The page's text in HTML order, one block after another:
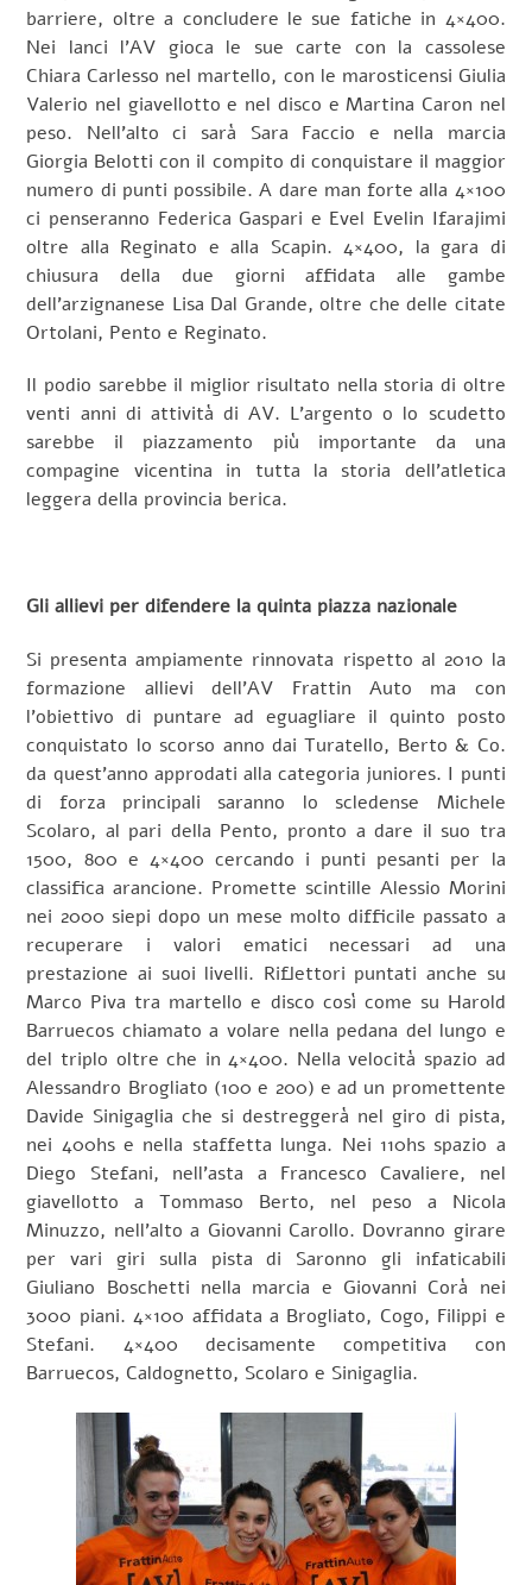
barriere, oltre a concludere le sue fatiche in 4×400.
Nei lanci l’AV gioca le sue carte con la cassolese
Chiara Carlesso nel martello, con le marosticensi Giulia
Valerio nel giavellotto e nel disco e Martina Caron nel
peso. Nell’alto ci sarà Sara Faccio e nella marcia
Giorgia Belotti con il compito di conquistare il maggior
numero di punti possibile. A dare man forte alla 4×100
ci penseranno Federica Gaspari e Evel Evelin Ifarajimi
oltre alla Reginato e alla Scapin. 4×400, la gara di
chiusura della due giorni affidata alle gambe
dell’arzignanese Lisa Dal Grande, oltre che delle citate
Ortolani, Pento e Reginato.
Il podio sarebbe il miglior risultato nella storia di oltre
venti anni di attività di AV. L’argento o lo scudetto
sarebbe il piazzamento più importante da una
compagine vicentina in tutta la storia dell’atletica
leggera della provincia berica.
Gli allievi per difendere la quinta piazza nazionale
Si presenta ampiamente rinnovata rispetto al 2010 la
formazione allievi dell’AV Frattin Auto ma con
l’obiettivo di puntare ad eguagliare il quinto posto
conquistato lo scorso anno dai Turatello, Berto & Co.
da quest’anno approdati alla categoria juniores. I punti
di forza principali saranno lo scledense Michele
Scolaro, al pari della Pento, pronto a dare il suo tra
1500, 800 e 4×400 cercando i punti pesanti per la
classifica arancione. Promette scintille Alessio Morini
nei 2000 siepi dopo un mese molto difficile passato a
recuperare i valori ematici necessari ad una
prestazione ai suoi livelli. Riflettori puntati anche su
Marco Piva tra martello e disco così come su Harold
Barruecos chiamato a volare nella pedana del lungo e
del triplo oltre che in 4×400. Nella velocità spazio ad
Alessandro Brogliato (100 e 200) e ad un promettente
Davide Sinigaglia che si destreggerà nel giro di pista,
nei 400hs e nella staffetta lunga. Nei 110hs spazio a
Diego Stefani, nell’asta a Francesco Cavaliere, nel
giavellotto a Tommaso Berto, nel peso a Nicola
Minuzzo, nell’alto a Giovanni Carollo. Dovranno girare
per vari giri sulla pista di Saronno gli infaticabili
Giuliano Boschetti nella marcia e Giovanni Corà nei
3000 piani. 4×100 affidata a Brogliato, Cogo, Filippi e
Stefani. 4×400 decisamente competitiva con
Barruecos, Caldognetto, Scolaro e Sinigaglia.